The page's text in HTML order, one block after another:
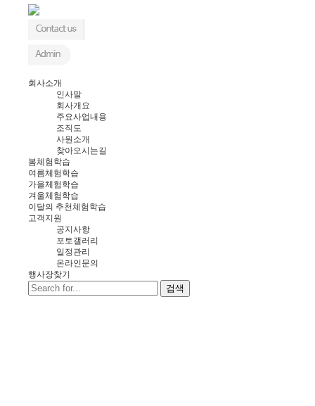
회사소개
인사말
회사개요
주요사업내용
조직도
사원소개
찾아오시는길
봄체험학습
여름체험학습
가을체험학습
겨울체험학습
이달의 추천체험학습
고객지원
공지사항
포토갤러리
일정관리
온라인문의
행사장찾기
검색